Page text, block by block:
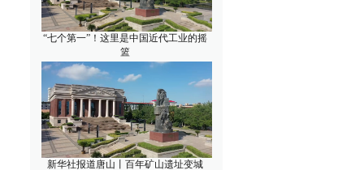
“七个第一”！这里是中国近代工业的摇
篮
新华社报道唐山丨百年矿山遗址变城